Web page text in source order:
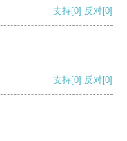
支持[0] 反对[0]
支持[0] 反对[0]